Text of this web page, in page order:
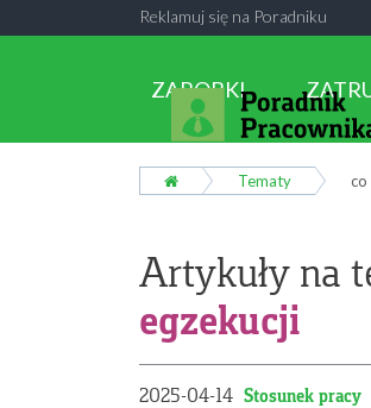
Reklamuj się na Poradniku
ZAROBKI
Tematy co
Artykuły na
egzekucji
2025-04-14 Stosunek pracy